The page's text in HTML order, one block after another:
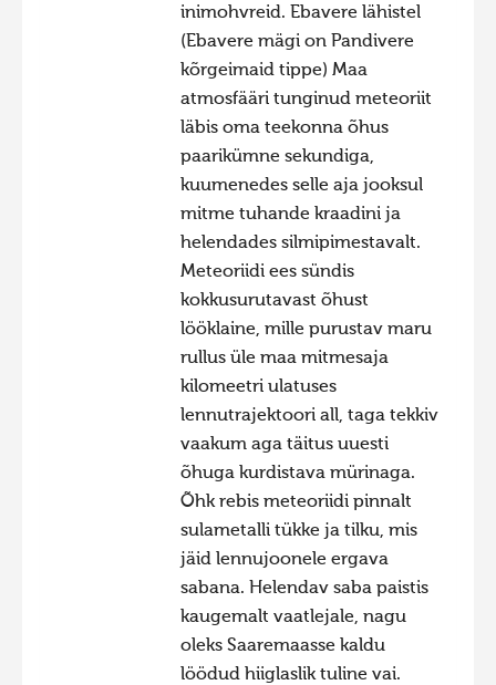
inimohvreid. Ebavere lähistel
(Ebavere mägi on Pandivere
kõrgeimaid tippe) Maa
atmosfääri tunginud meteoriit
läbis oma teekonna õhus
paarikümne sekundiga,
kuumenedes selle aja jooksul
mitme tuhande kraadini ja
helendades silmipimestavalt.
Meteoriidi ees sündis
kokkusurutavast õhust
lööklaine, mille purustav maru
rullus üle maa mitmesaja
kilomeetri ulatuses
lennutrajektoori all, taga tekkiv
vaakum aga täitus uuesti
õhuga kurdistava mürinaga.
Õhk rebis meteoriidi pinnalt
sulametalli tükke ja tilku, mis
jäid lennujoonele ergava
sabana. Helendav saba paistis
kaugemalt vaatlejale, nagu
oleks Saaremaasse kaldu
löödud hiiglaslik tuline vai.